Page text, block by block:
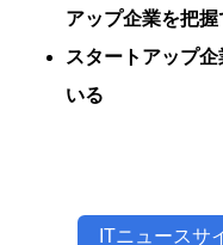
アップ企業を把握
スタートアップ
いる
ITニュース